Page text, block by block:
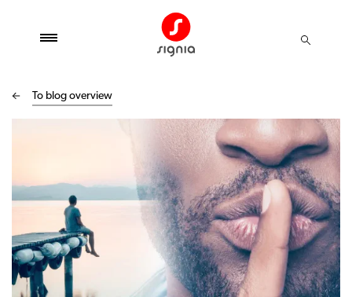
To blog overview